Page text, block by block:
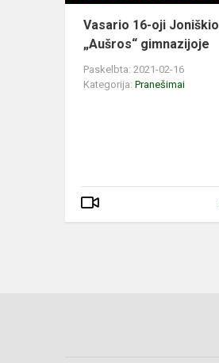
Vasario 16-oji Joniškio
„Aušros“ gimnazijoje
Paskelbta: 2021-02-16
Kategorija: Pranešimai